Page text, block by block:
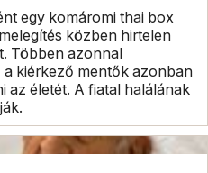
egy komáromi thai box
közben hirtelen
Többen azonnal
kiérkező mentők azonban
az életét. A fiatal halálának